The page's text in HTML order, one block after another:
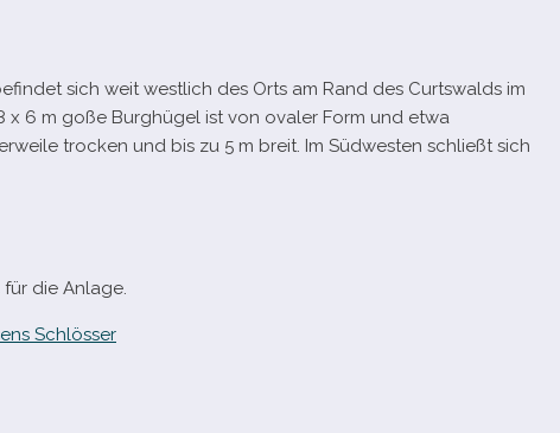
sich weit west­lich des Orts am Rand des Curtswalds im
x 6 m goße Burghügel ist von ova­ler Form und etwa
tro­cken und bis zu 5 m breit. Im Südwesten schließt sich
die Anlage.
Schlösser